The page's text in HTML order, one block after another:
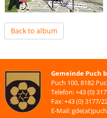
Back to album
Gemeinde Puch
Puch 100, 8182
Telefon: +43 (0)
Fax: +43 (0) 3177/
E-Mail: